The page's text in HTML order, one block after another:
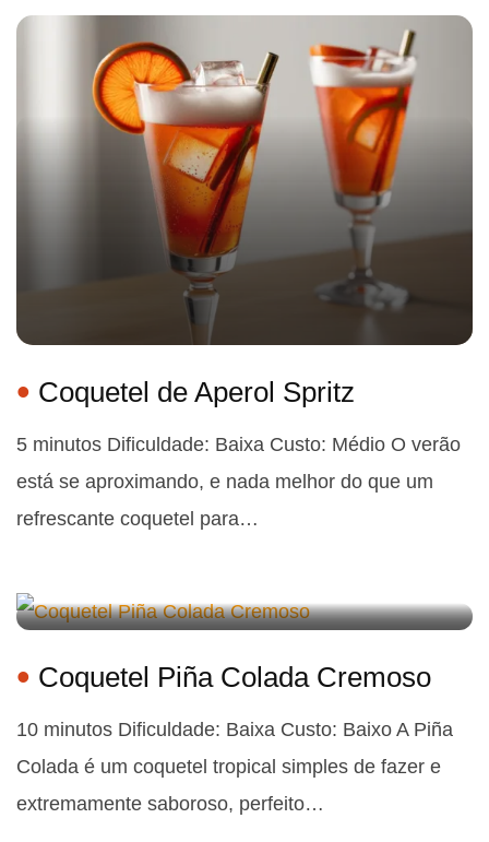
Coquetel de Aperol Spritz
5 minutos Dificuldade: Baixa Custo: Médio O verão
está se aproximando, e nada melhor do que um
refrescante coquetel para…
Coquetel Piña Colada Cremoso
10 minutos Dificuldade: Baixa Custo: Baixo A Piña
Colada é um coquetel tropical simples de fazer e
extremamente saboroso, perfeito…